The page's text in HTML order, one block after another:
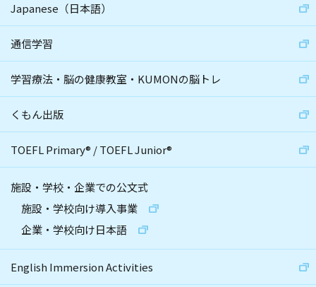
Japanese（日本語）
通信学習
学習療法・脳の健康教室・KUMONの脳トレ
くもん出版
TOEFL Primary® /TOEFL Junior®
施設・学校・企業での公文式
施設・学校向け導入事業
企業・学校向け日本語
English Immersion Activities